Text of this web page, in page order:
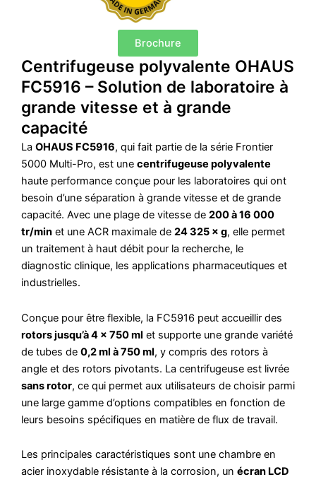
Brochure
Centrifugeuse polyvalente OHAUS
FC5916 – Solution de laboratoire à
grande vitesse et à grande
capacité
La OHAUS FC5916, qui fait partie de la série Frontier
5000 Multi-Pro, est une centrifugeuse polyvalente
haute performance conçue pour les laboratoires qui ont
besoin d’une séparation à grande vitesse et de grande
capacité. Avec une plage de vitesse de 200 à 16 000
tr/min et une ACR maximale de 24 325 × g, elle permet
un traitement à haut débit pour la recherche, le
diagnostic clinique, les applications pharmaceutiques et
industrielles.
Conçue pour être flexible, la FC5916 peut accueillir des
rotors jusqu’à 4 × 750 ml et supporte une grande variété
de tubes de 0,2 ml à 750 ml, y compris des rotors à
angle et des rotors pivotants. La centrifugeuse est livrée
sans rotor, ce qui permet aux utilisateurs de choisir parmi
une large gamme d’options compatibles en fonction de
leurs besoins spécifiques en matière de flux de travail.
Les principales caractéristiques sont une chambre en
acier inoxydable résistante à la corrosion, un écran LCD